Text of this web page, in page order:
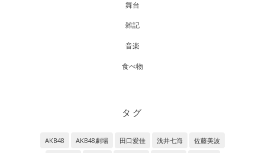
舞台
雑記
音楽
食べ物
タグ
AKB48 AKB48劇場 田口愛佳 浅井七海
佐藤美波